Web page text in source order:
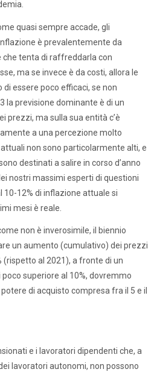
quasi sempre accade, gli
è prevalentemente da
che tenta di raffreddarla con
ma se invece è da costi, allora le
essere poco efficaci, se non
la previsione dominante è di un
prezzi, ma sulla sua entità c’è
a una percezione molto
non sono particolarmente alti, e
destinati a salire in corso d’anno
nostri massimi esperti di questioni
10-12% di inflazione attuale si
mesi è reale.
non è inverosimile, il biennio
un aumento (cumulativo) dei prezzi
(rispetto al 2021), a fronte di un
superiore al 10%, dovremmo
di acquisto compresa fra il 5 e il
e i lavoratori dipendenti che, a
lavoratori autonomi, non possono